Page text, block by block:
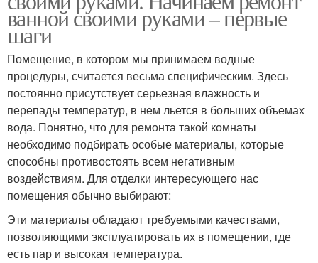
ванной своими руками – первые
шаги
Помещение, в котором мы принимаем водные
процедуры, считается весьма специфическим. Здесь
постоянно присутствует серьезная влажность и
перепады температур, в нем льется в больших объемах
вода. Понятно, что для ремонта такой комнаты
необходимо подбирать особые материалы, которые
способны противостоять всем негативным
воздействиям. Для отделки интересующего нас
помещения обычно выбирают:
Эти материалы обладают требуемыми качествами,
позволяющими эксплуатировать их в помещении, где
есть пар и высокая температура.